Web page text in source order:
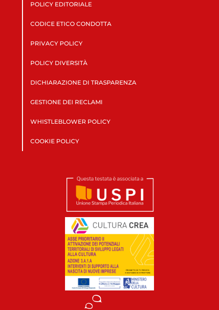
POLICY EDITORIALE
CODICE ETICO CONDOTTA
PRIVACY POLICY
POLICY DIVERSITÀ
DICHIARAZIONE DI TRASPARENZA
GESTIONE DEI RECLAMI
WHISTLEBLOWER POLICY
COOKIE POLICY